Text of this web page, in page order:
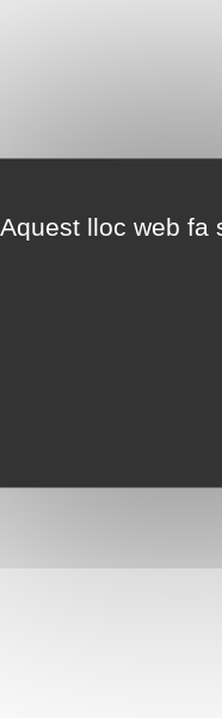
Aquest lloc web fa